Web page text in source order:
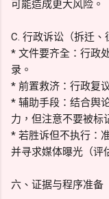
可能造成更大风险。
C. 行政诉讼（拆迁、
* 文件要齐全：行政
录。
* 前置救济：行政复
* 辅助手段：结合舆
力，但注意不要被标
* 若胜诉但不执行：
并寻求媒体曝光（评
六、证据与程序准备